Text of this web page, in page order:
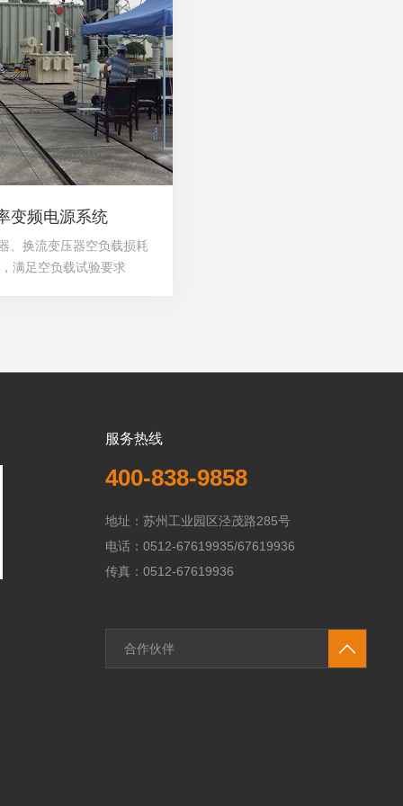
变频电源系统
、换流变压器空负载损耗
满足空负载试验要求
服务热线
400-838-9858
地址：苏州工业园区泾茂路285号
电话：0512-67619935/67619936
传真：0512-67619936
合作伙伴